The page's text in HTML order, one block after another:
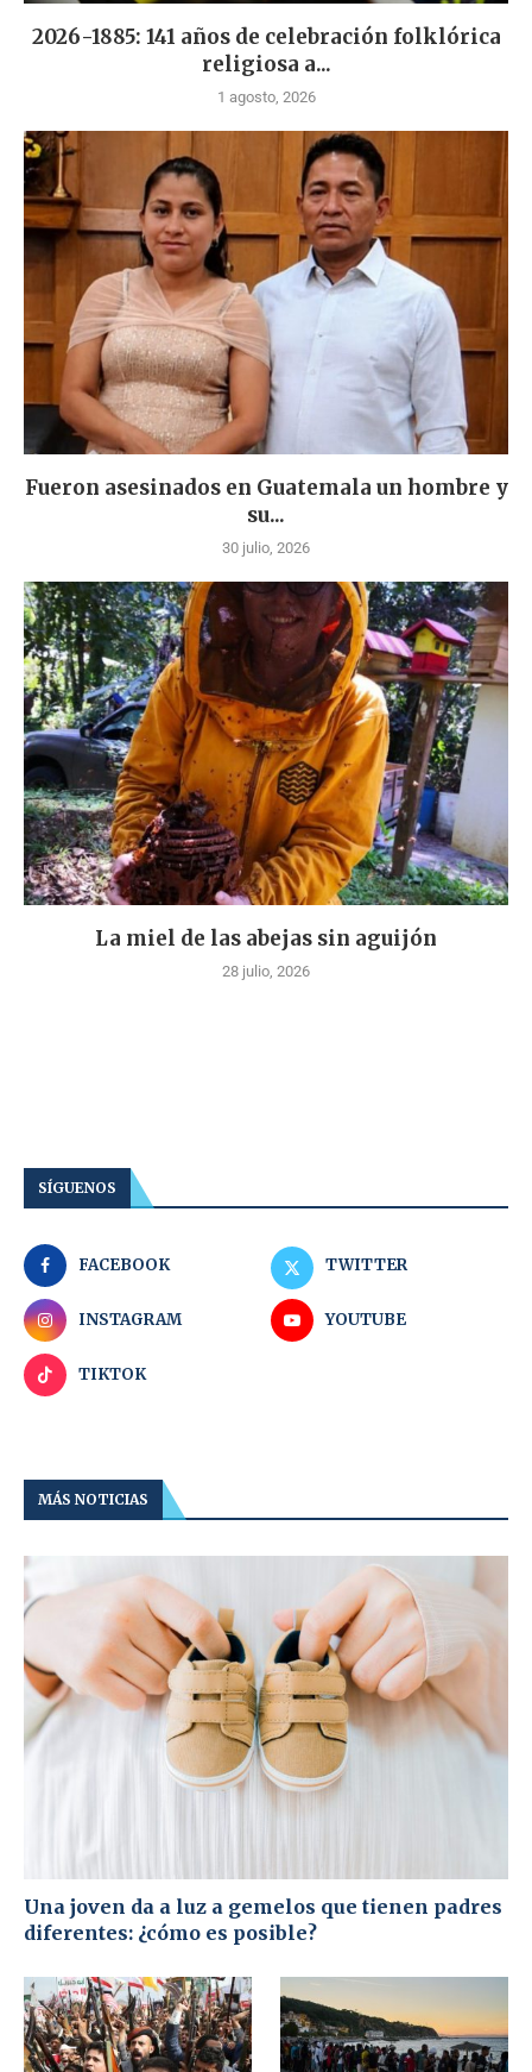
2026-1885: 141 años de celebración folklórica
religiosa a...
1 agosto, 2026
Fueron asesinados en Guatemala un hombre y
su...
30 julio, 2026
La miel de las abejas sin aguijón
28 julio, 2026
SÍGUENOS
FACEBOOK TWITTER
INSTAGRAM YOUTUBE
TIKTOK
MÁS NOTICIAS
Una joven da a luz a gemelos que tienen padres
diferentes: ¿cómo es posible?